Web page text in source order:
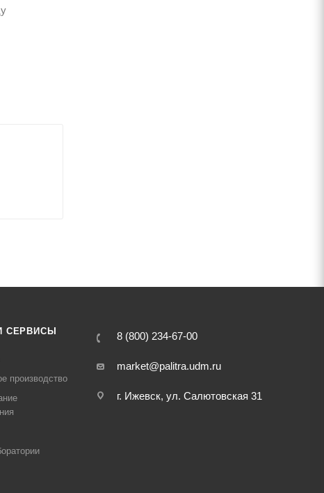
СЕРВИСЫ
производство
8 (800) 234-67-00
market@palitra.udm.ru
г. Ижевск, ул. Салютовская 31